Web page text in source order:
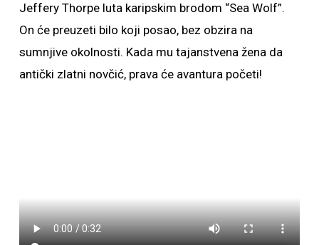
Jeffery Thorpe luta karipskim brodom “Sea Wolf”.
On će preuzeti bilo koji posao, bez obzira na
sumnjive okolnosti. Kada mu tajanstvena žena da
antički zlatni novčić, prava će avantura početi!